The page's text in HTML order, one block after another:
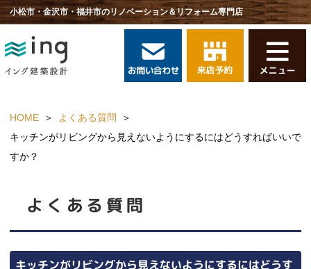
小松市・金沢市・福井市のリノベーション＆リフォーム専門店
HOME
よくある質問
キッチンがリビングから見えないようにするにはどうすればいいで
すか？
よくある質問
キッチンがリビングから見えないようにするにはどうす